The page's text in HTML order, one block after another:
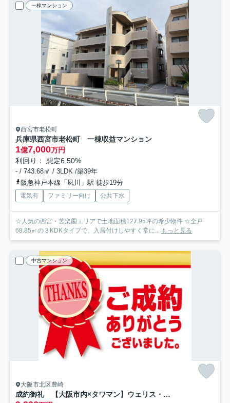
一棟マンション
西宮市老松町
兵庫県西宮市老松町 一棟収益マンション
1億7,000万円
利回り： 想定6.50%
- / 743.68㎡ / 3LDK /築39年
阪急神戸本線「夙川」駅 徒歩19分
電気有 ファミリー向け 公共下水
☆人気の西宮・苦楽園エリアで土地面積127.95坪の希少物件 ☆全戸
68.85㎡の３KDKタイプで、入居付けしやすく常に...
もっと見る
中古マンション
大阪市北区豊崎
成約御礼 【大阪市内×タワマン】ウェリス・ジオ梅田レジデンス「中津駅徒歩3分」「梅田駅徒歩6分」「フルリノベ済」